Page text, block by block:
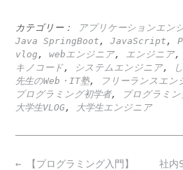
カテゴリー： アプリケーションエン
Java SpringBoot , JavaScript ,
vlog , webエンジニア, エンジニア,
キノコード, システムエンジニア,
先生のWeb・IT塾, フリーランスエン
プログラミング初学者, プログラミン
大学生VLOG, 大学生エンジニア
Post
社内
← 【プログラミング入門】